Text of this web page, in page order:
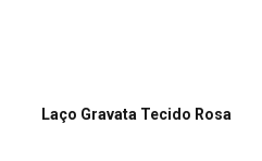
Laço Gravata Tecido Rosa